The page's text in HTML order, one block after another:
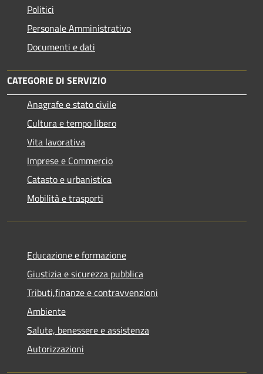
Politici
Personale Amministrativo
Documenti e dati
CATEGORIE DI SERVIZIO
Anagrafe e stato civile
Cultura e tempo libero
Vita lavorativa
Imprese e Commercio
Catasto e urbanistica
Mobilità e trasporti
Educazione e formazione
Giustizia e sicurezza pubblica
Tributi,finanze e contravvenzioni
Ambiente
Salute, benessere e assistenza
Autorizzazioni